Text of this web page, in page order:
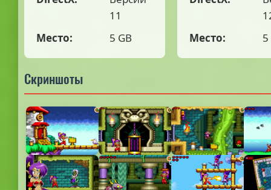
11
Место:
5 GB
Место:
5
Скриншоты